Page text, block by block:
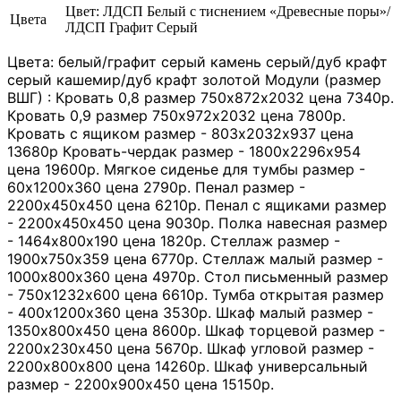
Цвета
Цвет: ЛДСП Белый с тиснением «Древесные поры»/
ЛДСП Графит Серый
Цвета: белый/графит серый камень серый/дуб крафт
серый кашемир/дуб крафт золотой Модули (размер
ВШГ) : Кровать 0,8 размер 750х872х2032 цена 7340р.
Кровать 0,9 размер 750х972х2032 цена 7800р.
Кровать с ящиком размер - 803х2032х937 цена
13680р Кровать-чердак размер - 1800х2296х954
цена 19600р. Мягкое сиденье для тумбы размер -
60х1200х360 цена 2790р. Пенал размер -
2200х450х450 цена 6210р. Пенал с ящиками размер
- 2200х450х450 цена 9030р. Полка навесная размер
- 1464х800х190 цена 1820р. Стеллаж размер -
1900х750х359 цена 6770р. Стеллаж малый размер -
1000х800х360 цена 4970р. Стол письменный размер
- 750х1232х600 цена 6610р. Тумба открытая размер
- 400х1200х360 цена 3530р. Шкаф малый размер -
1350х800х450 цена 8600р. Шкаф торцевой размер -
2200х230х450 цена 5670р. Шкаф угловой размер -
2200х800х800 цена 14260р. Шкаф универсальный
размер - 2200х900х450 цена 15150р.